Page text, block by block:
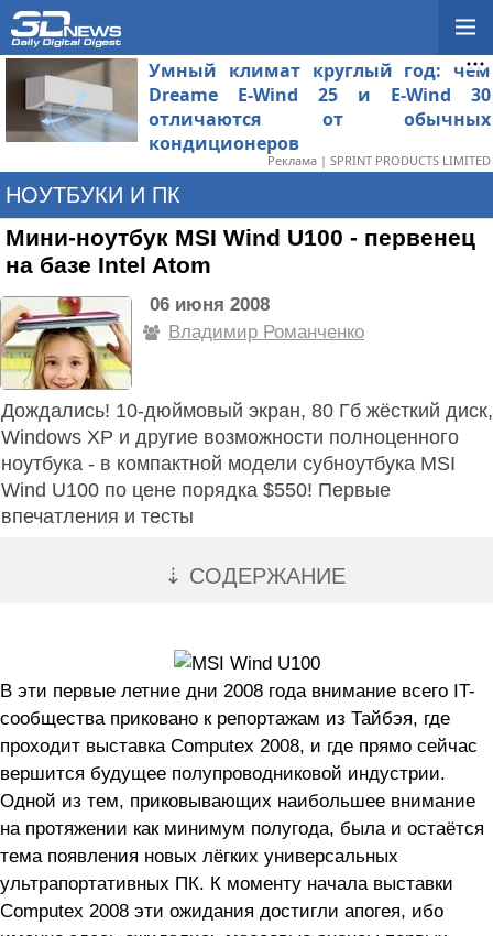
Умный климат круглый год: чем
Dreame E-Wind 25 и E-Wind 30
отличаются от обычных
кондиционеров
Реклама | SPRINT PRODUCTS LIMITED
НОУТБУКИ И ПК
Мини-ноутбук MSI Wind U100 - первенец
на базе Intel Atom
06 июня 2008
Владимир Романченко
Дождались! 10-дюймовый экран, 80 Гб жёсткий диск,
Windows XP и другие возможности полноценного
ноутбука - в компактной модели субноутбука MSI
Wind U100 по цене порядка $550! Первые
впечатления и тесты
⇣ СОДЕРЖАНИЕ
В эти первые летние дни 2008 года внимание всего IT-
сообщества приковано к репортажам из Тайбэя, где
проходит выставка Computex 2008, и где прямо сейчас
вершится будущее полупроводниковой индустрии.
Одной из тем, приковывающих наибольшее внимание
на протяжении как минимум полугода, была и остаётся
тема появления новых лёгких универсальных
ультрапортативных ПК. К моменту начала выставки
Computex 2008 эти ожидания достигли апогея, ибо